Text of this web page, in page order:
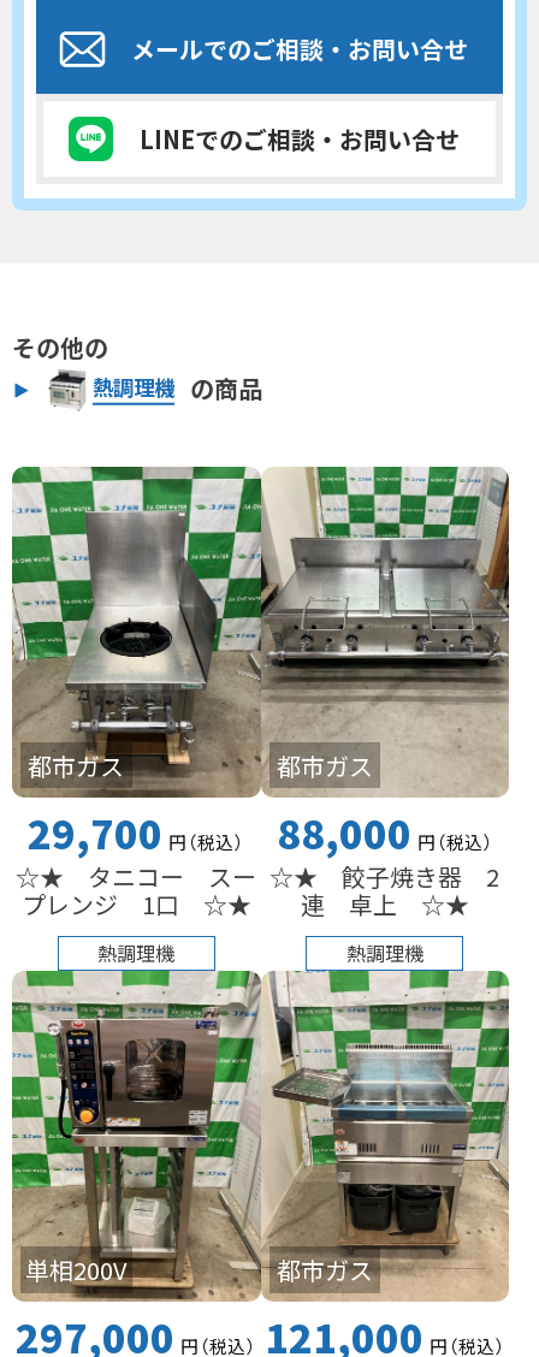
メールでのご相談 ・お問い合せ
LINEでのご相談 ・お問い合せ
その他の
熱調理機 の商品
都市ガス
29,700 円（税込）
☆★ タニコー スー
プレンジ 1口 ☆★
熱調理機
都市ガス
88,000 円（税込）
☆★ 餃子焼き器 2
連 卓上 ☆★
熱調理機
単相200V
297,000 円（税込）
都市ガス
121,000 円（税込）